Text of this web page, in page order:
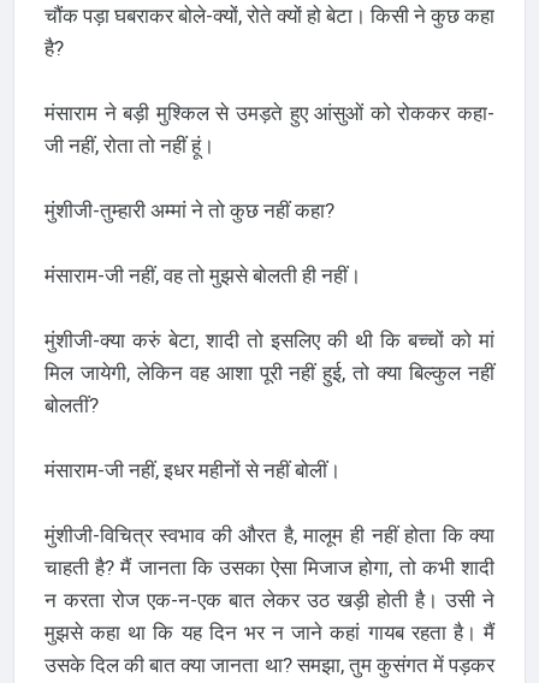
चौंक पड़ा घबराकर बोले-क्यों, रोते क्यों हो बेटा। किसी ने कुछ कहा
है?
मंसाराम ने बड़ी मुश्किल से उमड़ते हुए आंसुओं को रोककर कहा-
जी नहीं, रोता तो नहीं हूं।
मुंशीजी-तुम्हारी अम्मां ने तो कुछ नहीं कहा?
मंसाराम-जी नहीं, वह तो मुझसे बोलती ही नहीं।
मुंशीजी-क्या करुं बेटा, शादी तो इसलिए की थी कि बच्चों को मां
मिल जायेगी, लेकिन वह आशा पूरी नहीं हुई, तो क्या बिल्कुल नहीं
बोलतीं?
मंसाराम-जी नहीं, इधर महीनों से नहीं बोलीं।
मुंशीजी-विचित्र स्वभाव की औरत है, मालूम ही नहीं होता कि क्या
चाहती है? मैं जानता कि उसका ऐसा मिजाज होगा, तो कभी शादी
न करता रोज एक-न-एक बात लेकर उठ खड़ी होती है। उसी ने
मुझसे कहा था कि यह दिन भर न जाने कहां गायब रहता है। मैं
उसके दिल की बात क्या जानता था? समझा, तुम कुसंगत में पड़कर